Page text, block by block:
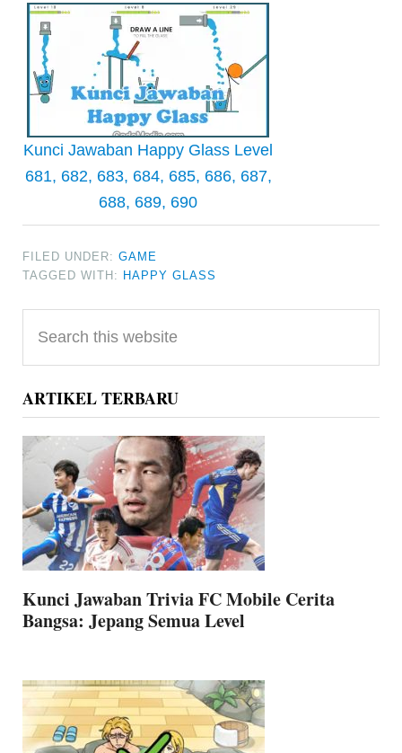
Kunci Jawaban Happy Glass Level
681, 682, 683, 684, 685, 686, 687,
688, 689, 690
FILED UNDER:GAME
TAGGED WITH: HAPPY GLASS
Primary
Sidebar
this
website
ARTIKEL TERBARU
Kunci Jawaban Trivia FC Mobile Cerita
Bangsa: Jepang Semua Level